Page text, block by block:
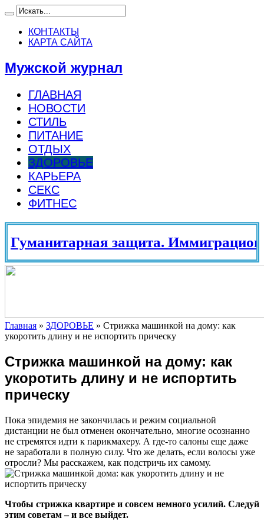
КОНТАКТЫ
КАРТА САЙТА
Мужской журнал
ГЛАВНАЯ
НОВОСТИ
СТИЛЬ
ПИТАНИЕ
ОТДЫХ
ЗДОРОВЬЕ
КАРЬЕРА
СЕКС
ФИТНЕС
защита.
Главная » ЗДОРОВЬЕ » Стрижка машинкой на дому: как
укоротить длину и не испортить прическу
Стрижка машинкой на дому: как
укоротить длину и не испортить
прическу
Пока эпидемия не закончилась и режим социальной
дистанции не был отменен окончательно, многие осознанно
не стремятся идти к парикмахеру. А где-то салоны еще даже
не заработали в полную силу. Что же делать, если волосы уже
отросли? Мы расскажем, как подстричь их самому.
Чтобы стрижка квартире и совсем немного усилий. Следуй
этим советам – и все выйдет.